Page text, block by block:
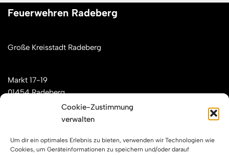
Cookie-Zustimmung
verwalten
Um dir ein optimales Erlebnis zu bieten, verwenden wir Technologien wie
Cookies, um Geräteinformationen zu speichern und/oder darauf
Feuerwehren Radeberg
Große Kreisstadt Radeberg
Markt 17-19
01454 Radeberg
Mail: kontakt[at]feuerwehren-radeberg.de
Feuerwehren Radeberg im Internet